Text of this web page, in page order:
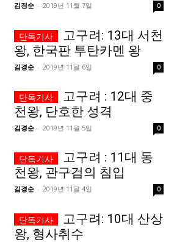
저널리즘 바이브
서비스
스위프트 하이브
오픈미트
저널리즘 바이브
서비스
스위프트 하이브
오픈미트
김경순 - 2019년 11월 7일 0
고구려: 13대 서천
왕, 한국판 투탄카멘 왕
김경순 - 2019년 11월 6일 0
고구려 : 12대 중
천왕, 단호한 성격
김경순 - 2019년 11월 5일 0
고구려 : 11대 동
천왕, 관구검의 침입
김경순 - 2019년 11월 4일 0
고구려: 10대 산상
왕, 형사취수